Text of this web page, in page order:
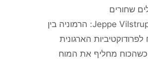
שחורים
Jeppe Vilstrup Hansgaard: הרמוניה בין
הארגונית
מחליף את המוח